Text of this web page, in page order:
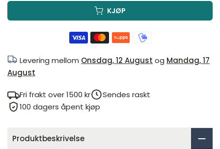
KJØP
Levering mellom Onsdag, 12 August og Mandag, 17
August
Fri frakt over 1500 kr
Sendes raskt
100 dagers åpent kjøp
Produktbeskrivelse